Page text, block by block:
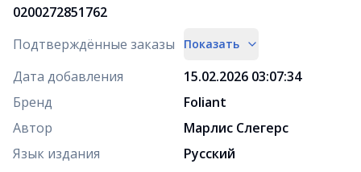
0200272851762
Подтверждённые заказы
Показать
Дата добавления
15.02.2026 03:07:34
Бренд
Foliant
Автор
Марлис Слегерс
Язык издания
Русский